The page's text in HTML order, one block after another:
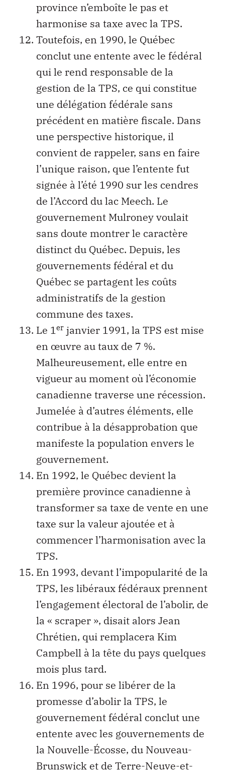
province n’emboîte le pas et
harmonise sa taxe avec la TPS.
Toutefois, en 1990, le Québec
conclut une entente avec le fédéral
qui le rend responsable de la
gestion de la TPS, ce qui constitue
une délégation fédérale sans
précédent en matière fiscale. Dans
une perspective historique, il
convient de rappeler, sans en faire
l’unique raison, que l’entente fut
signée à l’été 1990 sur les cendres
de l’Accord du lac Meech. Le
gouvernement Mulroney voulait
sans doute montrer le caractère
distinct du Québec. Depuis, les
gouvernements fédéral et du
Québec se partagent les coûts
administratifs de la gestion
commune des taxes.
Le 1er janvier 1991, la TPS est mise
en œuvre au taux de 7 %.
Malheureusement, elle entre en
vigueur au moment où l’économie
canadienne traverse une récession.
Jumelée à d’autres éléments, elle
contribue à la désapprobation que
manifeste la population envers le
gouvernement.
En 1992, le Québec devient la
première province canadienne à
transformer sa taxe de vente en une
taxe sur la valeur ajoutée et à
commencer l’harmonisation avec la
TPS.
En 1993, devant l’impopularité de la
TPS, les libéraux fédéraux prennent
l’engagement électoral de l’abolir, de
la « scraper », disait alors Jean
Chrétien, qui remplacera Kim
Campbell à la tête du pays quelques
mois plus tard.
En 1996, pour se libérer de la
promesse d’abolir la TPS, le
gouvernement fédéral conclut une
entente avec les gouvernements de
la Nouvelle-Écosse, du Nouveau-
Brunswick et de Terre-Neuve-et-